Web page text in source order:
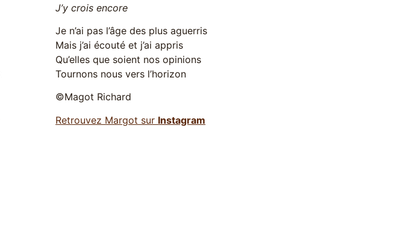
J’y crois encore
Je n’ai pas l’âge des plus aguerris
Mais j’ai écouté et j’ai appris
Qu’elles que soient nos opinions
Tournons nous vers l’horizon
©Magot Richard
Retrouvez Margot sur Instagram